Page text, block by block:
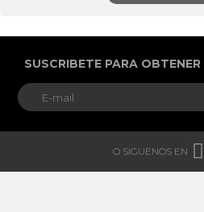
SUSCRIBETE PARA OBTENER
O SIGUENOS EN 